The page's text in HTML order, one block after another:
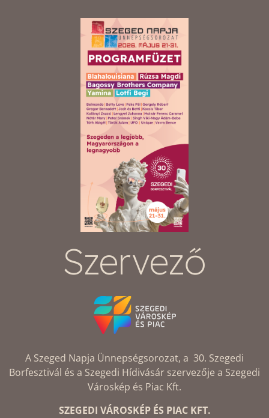
Szervező
A Szeged Napja Ünnepségsorozat, a 30. Szegedi
Borfesztivál és a Szegedi Hídivásár szervezője a Szegedi
Városkép és Piac Kft.
SZEGEDI VÁROSKÉP ÉS PIAC KFT.